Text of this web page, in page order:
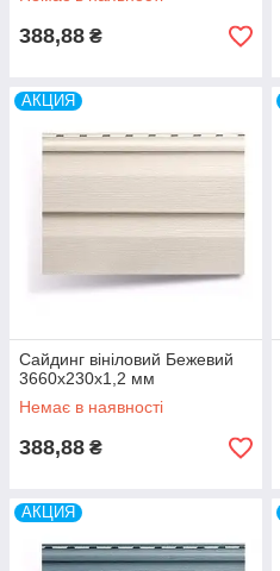
388,88 ₴
АКЦИЯ
Сайдинг вініловий Бежевий
3660х230х1,2 мм
Немає в наявності
388,88 ₴
АКЦИЯ